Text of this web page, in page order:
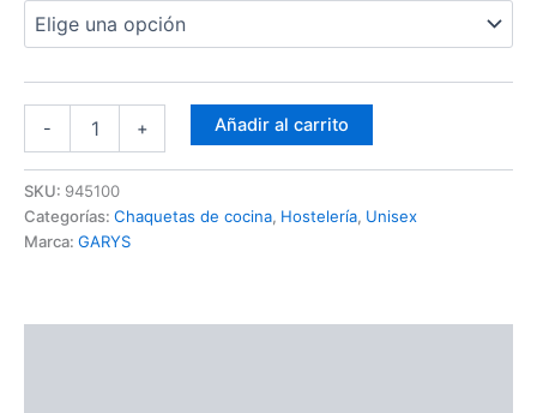
- + Añadir al carrito
SKU: 945100
Categorías: Chaquetas de cocina, Hostelería, Unisex
Marca: GARYS